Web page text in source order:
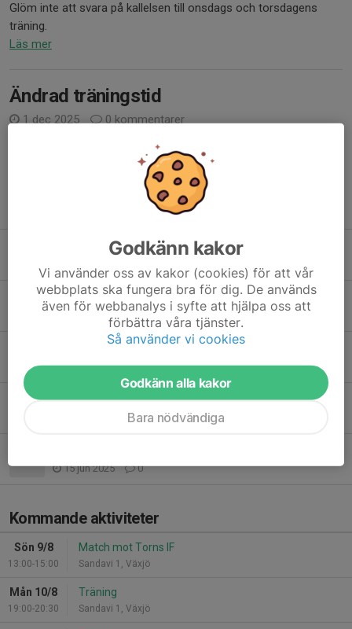
Glöm inte att svara på kallelsen till onsdags och torsdagens
träning.
Läs mer
Ändrad träningstid
1 dec 2025
0 kommentarer
Träningen onsdag 3 december är mellan 20:00-21:30
Ändrad träningsplats
Inställd träning
11 sep 2025 0
Träning onsdag 3 september
3 sep 2025 0
Träning måndag 25 augusti
0
15 jun 2025 0
Kommande aktiviteter
Sön 9/8
13:00-15:00
Match mot Torns IF
Sandavi 1, Växjö
Mån 10/8
19:00-20:30
Träning
Sandavi 1, Växjö
Godkänn kakor
Vi använder oss av kakor (cookies) för att vår
webbplats ska fungera bra för dig. De används
även för webbanalys i syfte att hjälpa oss att
förbättra våra tjänster.
Så använder vi cookies
Godkänn alla kakor
Bara nödvändiga